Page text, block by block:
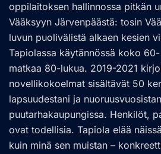
oppilaitoksen hallinnossa pitkän
Vääksyyn Järvenpäästä: tosin
luvun puolivälistä alkaen kesien
Tapiolassa käytännössä koko
matkaa 80-lukua. 2019-2021
novellikokoelmat sisältävät 50
lapsuudestani ja
puutarhakaupungissa. Henkilöt,
ovat todellisia. Tapiola elää
kuin minä sen muistan –